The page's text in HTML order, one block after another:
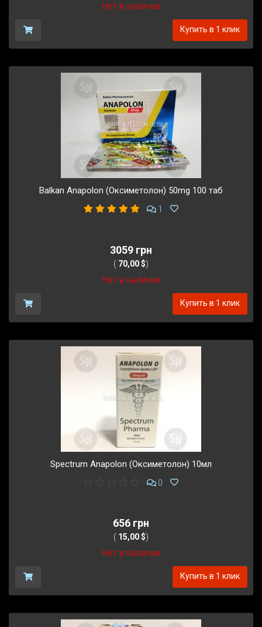
Нет в наличии
Купить в 1 клик
Balkan Anapolon (Оксиметолон) 50mg 100 таб
1
3059 грн
( 70,00 $)
Нет в наличии
Купить в 1 клик
Spectrum Anapolon (Оксиметолон) 10мл
0
656 грн
( 15,00 $)
Нет в наличии
Купить в 1 клик